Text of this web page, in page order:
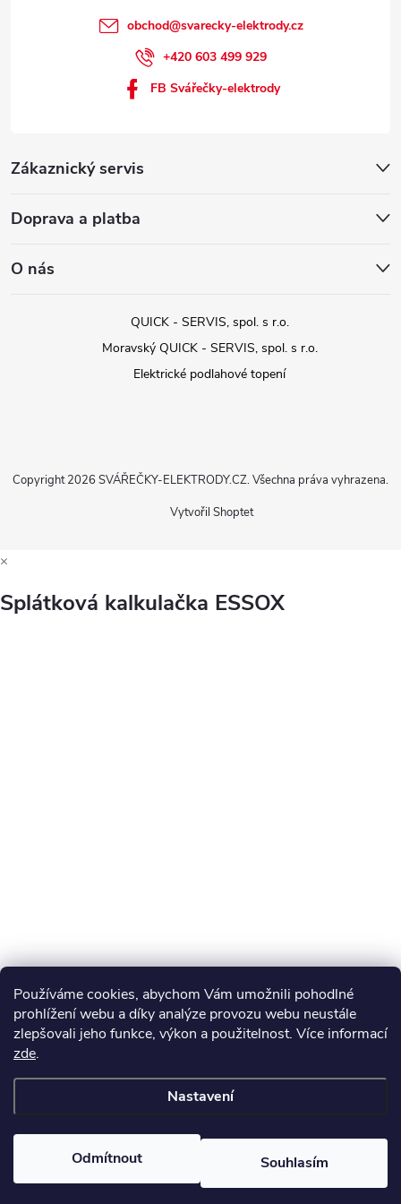
Používáme cookies, abychom Vám umožnili pohodlné
prohlížení webu a díky analýze provozu webu neustále
zlepšovali jeho funkce, výkon a použitelnost. Více informací
zde.
Nastavení
Odmítnout Souhlasím
Zákaznický servis
Doprava a platba
O nás
obchod@svarecky-elektrody.cz
+420 603 499 929
FB Svářečky-elektrody
QUICK - SERVIS, spol. s r.o.
Moravský QUICK - SERVIS, spol. s r.o.
Elektrické podlahové topení
Vytvořil Shoptet
Copyright 2026 SVÁŘEČKY-ELEKTRODY.CZ. Všechna práva vyhrazena.
×
Splátková kalkulačka ESSOX